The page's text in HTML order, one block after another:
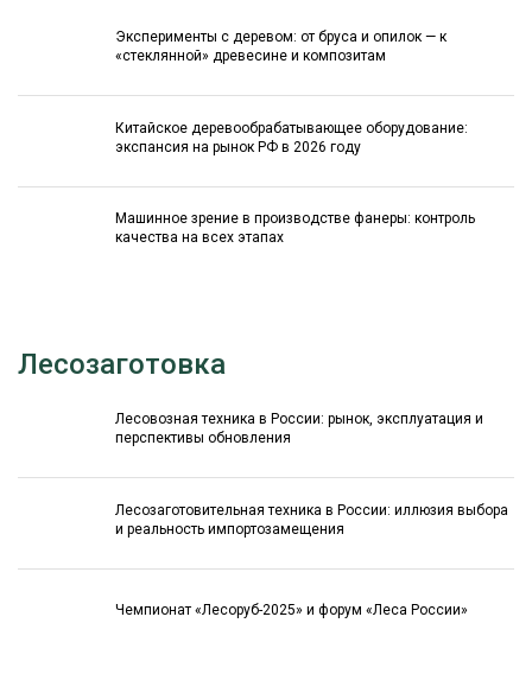
Эксперименты с деревом: от бруса и опилок — к
«стеклянной» древесине и композитам
Китайское деревообрабатывающее оборудование:
экспансия на рынок РФ в 2026 году
Машинное зрение в производстве фанеры: контроль
качества на всех этапах
Лесозаготовка
Лесовозная техника в России: рынок, эксплуатация и
перспективы обновления
Лесозаготовительная техника в России: иллюзия выбора
и реальность импортозамещения
Чемпионат «Лесоруб-2025» и форум «Леса России»